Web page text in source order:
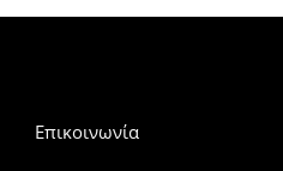
Επικοινωνία